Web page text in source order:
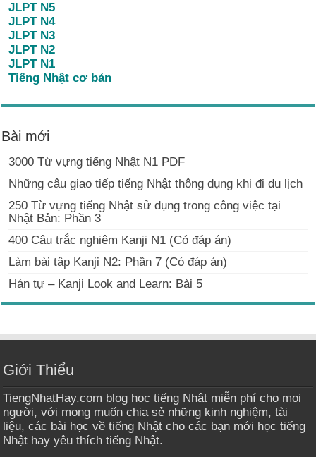
JLPT N5
JLPT N4
JLPT N3
JLPT N2
JLPT N1
Tiếng Nhật cơ bản
Bài mới
3000 Từ vựng tiếng Nhật N1 PDF
Những câu giao tiếp tiếng Nhật thông dụng khi đi du lịch
250 Từ vựng tiếng Nhật sử dụng trong công việc tại
Nhật Bản: Phần 3
400 Câu trắc nghiệm Kanji N1 (Có đáp án)
Làm bài tập Kanji N2: Phần 7 (Có đáp án)
Hán tự – Kanji Look and Learn: Bài 5
Giới Thiểu
TiengNhatHay.com blog học tiếng Nhật miễn phí cho mọi
người, với mong muốn chia sẻ những kinh nghiệm, tài
liệu, các bài học về tiếng Nhật cho các bạn mới học tiếng
Nhật hay yêu thích tiếng Nhật.